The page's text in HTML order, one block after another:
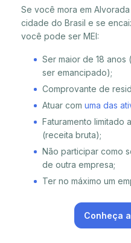
Se você mora em
cidade do Brasil e se
você pode ser MEI:
Ser maior de 18 anos
ser emancipado);
Comprovante de
Atuar com uma das
Faturamento limitado
(receita bruta);
Não participar como
de outra empresa;
Ter no máximo um
Conheça